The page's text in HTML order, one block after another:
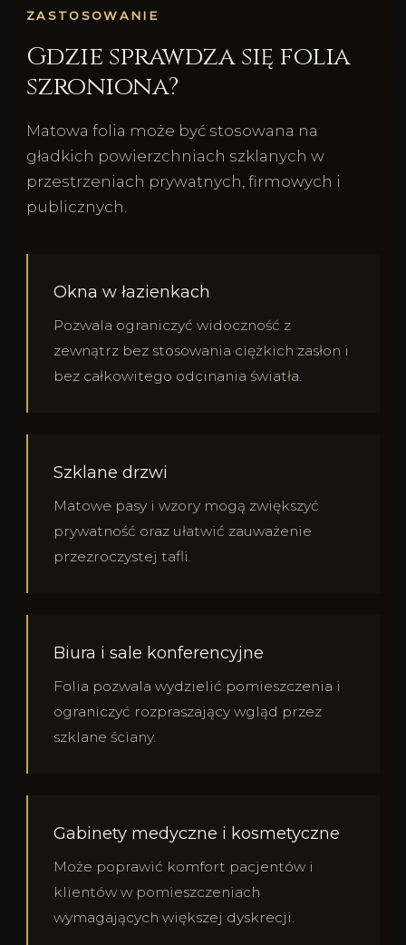
ZASTOSOWANIE
Gdzie sprawdza się folia
szroniona?
Matowa folia może być stosowana na
gładkich powierzchniach szklanych w
przestrzeniach prywatnych, firmowych i
publicznych.
Okna w łazienkach
Pozwala ograniczyć widoczność z
zewnątrz bez stosowania ciężkich zasłon i
bez całkowitego odcinania światła.
Szklane drzwi
Matowe pasy i wzory mogą zwiększyć
prywatność oraz ułatwić zauważenie
przezroczystej tafli.
Biura i sale konferencyjne
Folia pozwala wydzielić pomieszczenia i
ograniczyć rozpraszający wgląd przez
szklane ściany.
Gabinety medyczne i kosmetyczne
Może poprawić komfort pacjentów i
klientów w pomieszczeniach
wymagających większej dyskrecji.